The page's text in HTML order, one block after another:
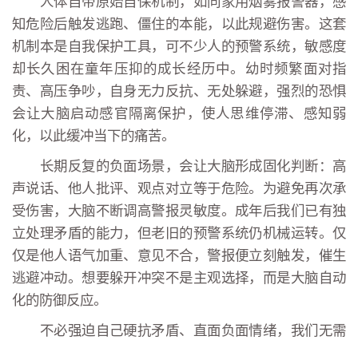
知危险后触发逃跑、僵住的本能，以此规避伤害。这套
机制本是自我保护工具，可不少人的预警系统，敏感度
却长久困在童年压抑的成长经历中。幼时频繁面对指
责、高压争吵，自身无力反抗、无处躲避，强烈的恐惧
会让大脑启动感官隔离保护，使人思维停滞、感知弱
化，以此缓冲当下的痛苦。
长期反复的负面场景，会让大脑形成固化判断：高
声说话、他人批评、观点对立等于危险。为避免再次承
受伤害，大脑不断调高警报灵敏度。成年后我们已有独
立处理矛盾的能力，但老旧的预警系统仍机械运转。仅
仅是他人语气加重、意见不合，警报便立刻触发，催生
逃避冲动。想要躲开冲突不是主观选择，而是大脑自动
化的防御反应。
不必强迫自己硬抗矛盾、直面负面情绪，我们无需